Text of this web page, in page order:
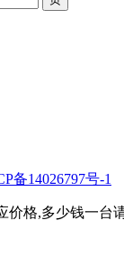
备14026797号-1
价格,多少钱一台